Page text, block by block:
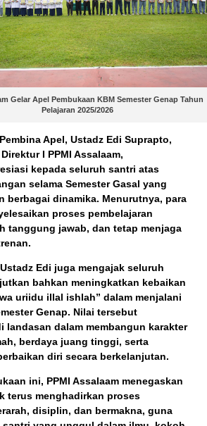
Gelar Apel Pembukaan KBM Semester Genap Tahun
Pelajaran 2025/2026
Pembina Apel, Ustadz Edi Suprapto,
I PPMI Assalaam,
kepada seluruh santri atas
selama Semester Gasal yang
berbagai dinamika. Menurutnya, para
proses pembelajaran
tanggung jawab, dan tetap menjaga
Edi juga mengajak seluruh
bahkan meningkatkan kebaikan
uriidu illal ishlah” dalam menjalani
Genap. Nilai tersebut
landasan dalam membangun karakter
berdaya juang tinggi, serta
diri secara berkelanjutan.
ini, PPMI Assalaam menegaskan
terus menghadirkan proses
disiplin, dan bermakna, guna